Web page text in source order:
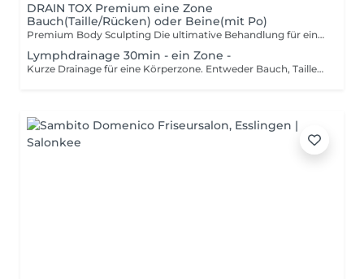
DRAIN TOX Premium eine Zone
Bauch(Taille/Rücken) oder Beine(mit Po)
Premium Body Sculpting Die ultimative Behandlung für eine straffe Silhouette Unsere exklusive Premium-Behandlung vereint die wirkungsvollsten Techniken für eine ganzheitliche Körperformung und Entspannung. Diese luxuriöse Behandlung kombiniert: Brasilianische Lymphdrainage Eine intensive Massage, die Wassereinlagerungen reduziert, die Durchblutung anregt und den Körper entschlackt. Perfekt für eine definiertere und straffere Silhouette. Madero-Therapie (Holzwalzen-Technik) Durch gezielten Druck mit speziell geformten Holzwalzen wird die Kollagenproduktion stimuliert, Fettdepots werden mobilisiert und das Hautbild gestrafft. Gua Sha-Technik Diese traditionelle Methode mit speziellen Massage-Tools fördert die Durchblutung, löst Verspannungen und sorgt für einen Detox-Effekt, der den Körper straffer und definierter erscheinen lässt. Diese Behandlung ist nicht nur Wellness, sondern ein echter Gamechanger für deinen Body. Schnapp dir deine Session und fühl dich leichter, definierter und einfach unstoppable! Diese Behandlung ist ideal für alle, die Entgiftung, Körperstraffung und Tiefenentspannung in einer einzigen luxuriösen Session erleben möchten. Gönn dir das Beste für deinen Körper!
Lymphdrainage 30min - ein Zone -
Kurze Drainage für eine Körperzone. Entweder Bauch, Taille & unterer Rücken oder Beine mit Oberschenkel, Innenschenkel & Waden. Entgiftung des Körpers: durch die Stimulation des Lymphsystems werden überschüssige Flüssigkeiten und Giftstoffe schneller abtransportiert. Reduzierung von Wassereinlagerungen: Besonders hilfreich bei geschwollenen Beinen oder nach Operationen. Verbesserung der Durchblutung: Fördert die Sauerstoffversorgung der Haut und Muskeln. Schlankere und definierte Silhouette: Durch die modellierenden Techniken kann die Massage eine optisch straffende Wirkung haben. Hilfreich gegen Cellulite: Unterstützt den Abbau von eingelagerter Flüssigkeit und fördert die Hautstraffung. Entspannung und Stressabbau -Die Massage hat eine beruhigende Wirkung auf das Nervensystem. Liebe Kunden, bitte beachten: Bei der Onlinebuchung besteht die Möglichkeit den Termin vorab online zu bezahlen, vor Ort nur in bar.